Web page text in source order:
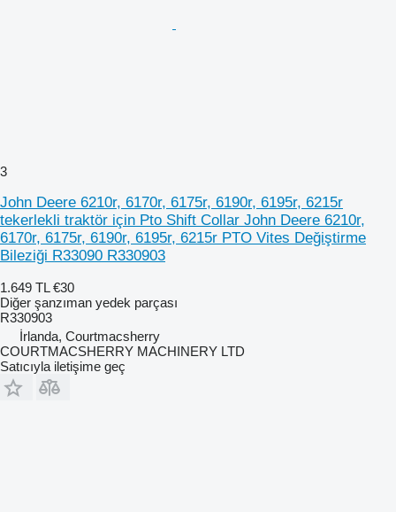
3
John Deere 6210r, 6170r, 6175r, 6190r, 6195r, 6215r
tekerlekli traktör için Pto Shift Collar John Deere 6210r,
6170r, 6175r, 6190r, 6195r, 6215r PTO Vites Değiştirme
Bileziği R33090 R330903
1.649 TL €30
Diğer şanzıman yedek parçası
R330903
İrlanda, Courtmacsherry
COURTMACSHERRY MACHINERY LTD
Satıcıyla iletişime geç